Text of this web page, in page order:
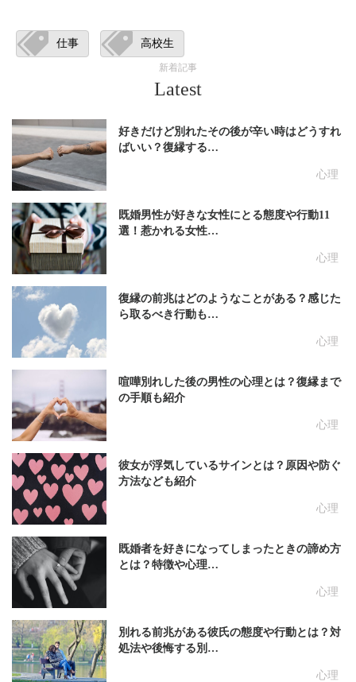
仕事 高校生
新着記事
Latest
心理
好きだけど別れたその後が辛い時はどうすれ
ばいい？復縁する…
心理
既婚男性が好きな女性にとる態度や行動11
選！惹かれる女性…
心理
復縁の前兆はどのようなことがある？感じた
ら取るべき行動も…
心理
喧嘩別れした後の男性の心理とは？復縁まで
の手順も紹介
心理
彼女が浮気しているサインとは？原因や防ぐ
方法なども紹介
心理
既婚者を好きになってしまったときの諦め方
とは？特徴や心理…
心理
別れる前兆がある彼氏の態度や行動とは？対
処法や後悔する別…